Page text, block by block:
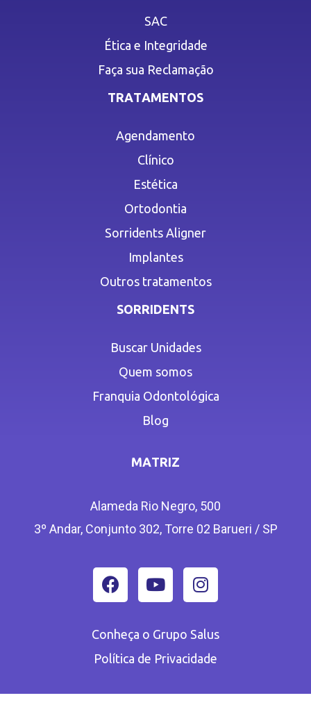
SAC
Ética e Integridade
Faça sua Reclamação
TRATAMENTOS
Agendamento
Clínico
Estética
Ortodontia
Sorridents Aligner
Implantes
Outros tratamentos
SORRIDENTS
Buscar Unidades
Quem somos
Franquia Odontológica
Blog
MATRIZ
Alameda Rio Negro, 500
3º Andar, Conjunto 302, Torre 02 Barueri / SP
Conheça o Grupo Salus
Política de Privacidade